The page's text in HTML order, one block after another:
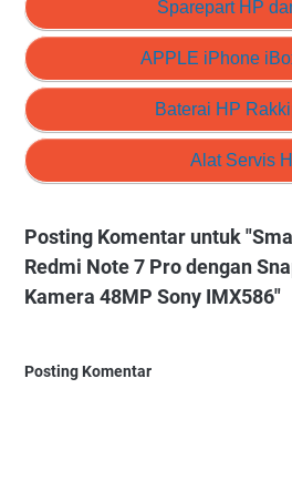
Sparepart HP
APPLE iPhone
Baterai HP
Alat Servis
Posting Komentar untuk
Redmi Note 7 Pro dengan
Kamera 48MP Sony IMX586"
Posting Komentar